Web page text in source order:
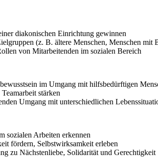
diakonischen Einrichtung gewinnen
(z. B. ältere Menschen, Menschen mit
von Mitarbeitenden im sozialen Bereich
im Umgang mit hilfsbedürftigen
stärken
Umgang mit unterschiedlichen
sozialen Arbeiten erkennen
fördern, Selbstwirksamkeit erleben
zu Nächstenliebe, Solidarität und Gerechtigkeit